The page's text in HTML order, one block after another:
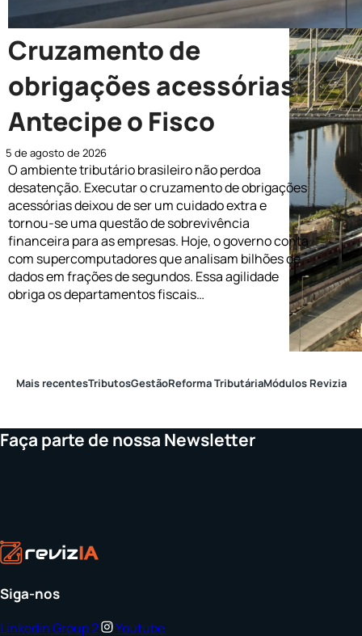
Cruzamento de
obrigações acessórias:
Antecipe o Fisco
5 de agosto de 2026
O ambiente tributário brasileiro não perdoa
desatenção. Executar o cruzamento de obrigações
acessórias deixou de ser um cuidado extra e
tornou-se uma questão de sobrevivência
financeira para as empresas. Hoje, o governo conta
com supercomputadores que analisam bilhões de
dados em frações de segundos. Essa agilidade
obriga os departamentos fiscais…
Mais recentesTributosGestãoReforma TributáriaMódulos Revizia
Faça parte de nossa Newsletter
Siga-nos
LinkedinGroup 2 Youtube